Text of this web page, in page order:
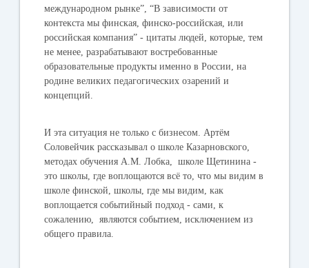
международном рынке”, “В зависимости от
контекста мы финская, финско-российская, или
российская компания” - цитаты людей, которые, тем
не менее, разрабатывают востребованные
образовательные продукты именно в России, на
родине великих педагогических озарений и
концепций.
И эта ситуация не только с бизнесом. Артём
Соловейчик рассказывал ошколе Казарновского,
методах обучения А.М. Лобка, школе Щетинина -
это школы, где воплощаются всё то, что мы видим в
школе финской, школы, где мы видим, как
воплощается событийный подход - сами, к
сожалению, являются событием, исключением из
общего правила.